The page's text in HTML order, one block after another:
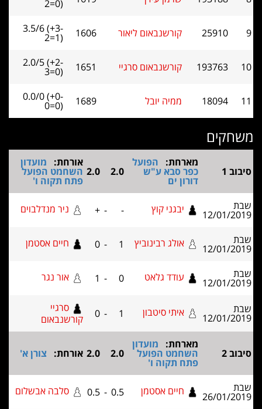
2=0)
ליאור 1606
3.5/6 (+3-
2=1)
סרגיי 1651
2.0/5 (+2-
3=0)
יובל 1689
0.0/0 (+0-
0=0)
ע"ש 2.0
2.0
אורחת:
השחמט הפועל
קוץ -
-
+ ניר מנדלבוים
רבינוביץ 1
-
0 חיים אסטמן
גלאט 0
-
1 אור נגר
סיטבון 1
-
0
סרגיי
קורשנבאום
הפועל 2.0
2.0 אורחת: צורן א'
אסטמן 0.5
-
0.5 סלבה אבשלום